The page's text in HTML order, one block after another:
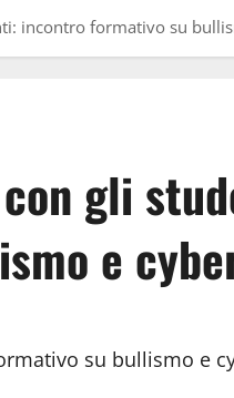
incontro formativo su
gli
e
su bullismo e